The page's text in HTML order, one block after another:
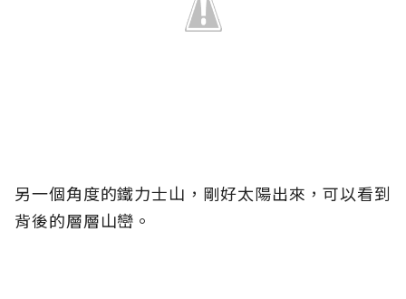
另一個角度的鐵力士山，剛好太陽出來，可以看到
背後的層層山巒。